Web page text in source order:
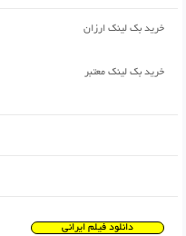
خرید بک لینک ارزان
خرید بک لینک معتبر
دانلود فیلم ایرانی